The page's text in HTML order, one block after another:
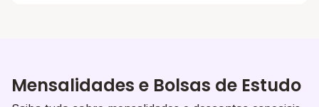
Mensalidades e Bolsas de Estudo